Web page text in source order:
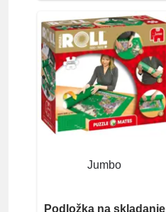
Jumbo
Podložka na skladanie